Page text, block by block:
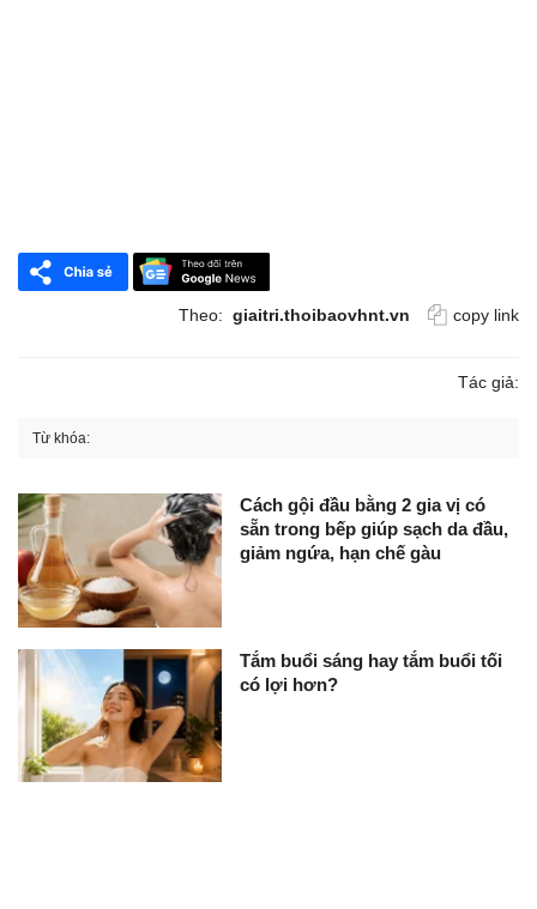
Theo: giaitri.thoibaovhnt.vn copy link
Tác giả:
Từ khóa:
Cách gội đầu bằng 2 gia vị có
sẵn trong bếp giúp sạch da đầu,
giảm ngứa, hạn chế gàu
Tắm buổi sáng hay tắm buổi tối
có lợi hơn?